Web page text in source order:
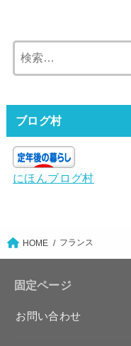
ブログ村
にほんブログ村
HOME フランス
固定ページ
お問い合わせ